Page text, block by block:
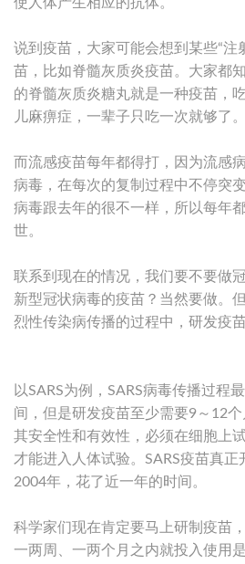
说到疫苗，大家可能会想到某些“注
苗，比如脊髓灰质炎疫苗。大家都
的脊髓灰质炎糖丸就是一种疫苗，
儿麻痹症，一辈子只吃一次就够了。
而流感疫苗每年都得打，因为流感
病毒，在每次的复制过程中不停突
病毒跟去年的很不一样，所以每年
世。
联系到现在的情况，我们要不要做
新型冠状病毒的疫苗？当然要做。
烈性传染病传播的过程中，研发疫
以SARS为例，SARS病毒传播过程
间，但是研发疫苗至少需要9～12
其安全性和有效性，必须在细胞上
才能进入人体试验。SARS疫苗真
2004年，花了近一年的时间。
科学家们现在肯定要马上研制疫苗
一两周、一两个月之内就投入使用